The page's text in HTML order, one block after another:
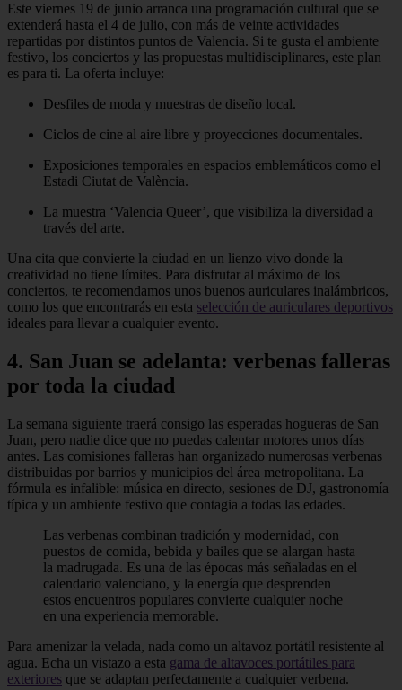
Este viernes 19 de junio arranca una programación cultural que se
extenderá hasta el 4 de julio, con más de veinte actividades
repartidas por distintos puntos de Valencia. Si te gusta el ambiente
festivo, los conciertos y las propuestas multidisciplinares, este plan
es para ti. La oferta incluye:
Desfiles de moda y muestras de diseño local.
Ciclos de cine al aire libre y proyecciones documentales.
Exposiciones temporales en espacios emblemáticos como el
Estadi Ciutat de València.
La muestra ‘Valencia Queer’, que visibiliza la diversidad a
través del arte.
Una cita que convierte la ciudad en un lienzo vivo donde la
creatividad no tiene límites. Para disfrutar al máximo de los
conciertos, te recomendamos unos buenos auriculares inalámbricos,
como los que encontrarás en esta selección de auriculares deportivos
ideales para llevar a cualquier evento.
4. San Juan se adelanta: verbenas falleras
por toda la ciudad
La semana siguiente traerá consigo las esperadas hogueras de San
Juan, pero nadie dice que no puedas calentar motores unos días
antes. Las comisiones falleras han organizado numerosas verbenas
distribuidas por barrios y municipios del área metropolitana. La
fórmula es infalible: música en directo, sesiones de DJ, gastronomía
típica y un ambiente festivo que contagia a todas las edades.
Las verbenas combinan tradición y modernidad, con
puestos de comida, bebida y bailes que se alargan hasta
la madrugada. Es una de las épocas más señaladas en el
calendario valenciano, y la energía que desprenden
estos encuentros populares convierte cualquier noche
en una experiencia memorable.
Para amenizar la velada, nada como un altavoz portátil resistente al
agua. Echa un vistazo a esta gama de altavoces portátiles para
exteriores que se adaptan perfectamente a cualquier verbena.